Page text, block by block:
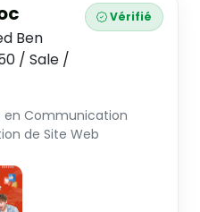
Ben
/ Sale /
Vérifié
en Communication
de Site Web